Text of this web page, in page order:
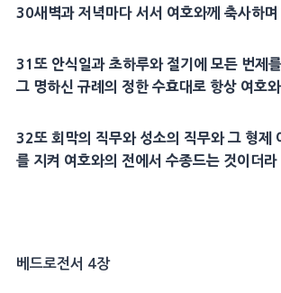
30새벽과 저녁마다 서서 여호와께 축사하며
31 또 안식일과 초하루와절기 에 모든 번제
그 명하신 규례 의 정한 수효대로 항상 여호
32또 회막의 직무와 성소의 직무와 그 형제
를 지켜 여호와의 전에서 수종드는 것이더라
베드로전서 4장